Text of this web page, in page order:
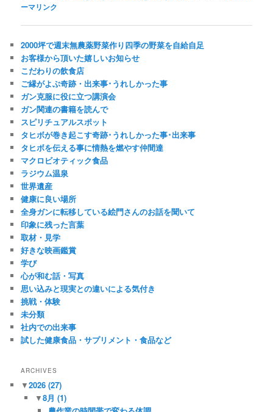
ーマリンク
2000坪で週末無農薬野菜作り四季の野菜を自給自足
お客様から頂いた嬉しいお知らせ
こだわりの飲食店
ご縁がよぶ奇跡・出来事･うれしかった事
ガン克服に役に立つ講演会
ガン関連の書籍を読んで
スピリチュアルスポット
タヒボが巻き起こす奇跡･うれしかった事･出来事
タヒボを伝える事に情熱を燃やす仲間達
マクロビオティック食品
ラジウム温泉
世界遺産
健康に良い場所
全身ガンに転移している絵門さんのお話を聞いて
印象に残った言葉
取材・見学
好きな映画鑑賞
学び
心が和む話・写真
思い込みと現実との違いによる気付き
挑戦・体験
未分類
社内での出来事
試した健康食品・サプリメント・食品など
ARCHIVES
▼2026(27)
▼8月 (1)